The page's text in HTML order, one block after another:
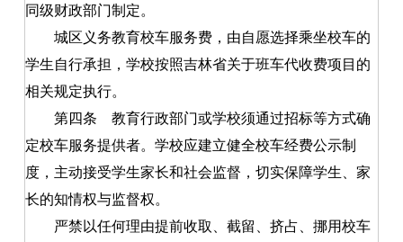
同级财政部门制定。
城区义务教育校车服务费，由自愿选择乘坐校车的
学生自行承担，学校按照吉林省关于班车代收费项目的
相关规定执行。
第四条 教育行政部门或学校须通过招标等方式确
定校车服务提供者。学校应建立健全校车经费公示制
度，主动接受学生家长和社会监督，切实保障学生、家
长的知情权与监督权。
严禁以任何理由提前收取、截留、挤占、挪用校车